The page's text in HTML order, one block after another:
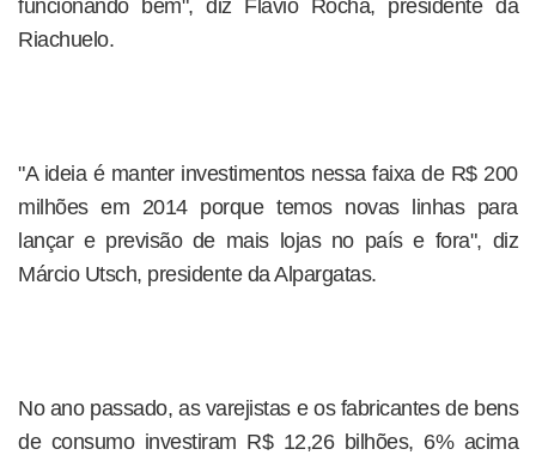
funcionando bem", diz Flavio Rocha, presidente da
Riachuelo.
"A ideia é manter investimentos nessa faixa de R$ 200
milhões em 2014 porque temos novas linhas para
lançar e previsão de mais lojas no país e fora", diz
Márcio Utsch, presidente da Alpargatas.
No ano passado, as varejistas e os fabricantes de bens
de consumo investiram R$ 12,26 bilhões, 6% acima